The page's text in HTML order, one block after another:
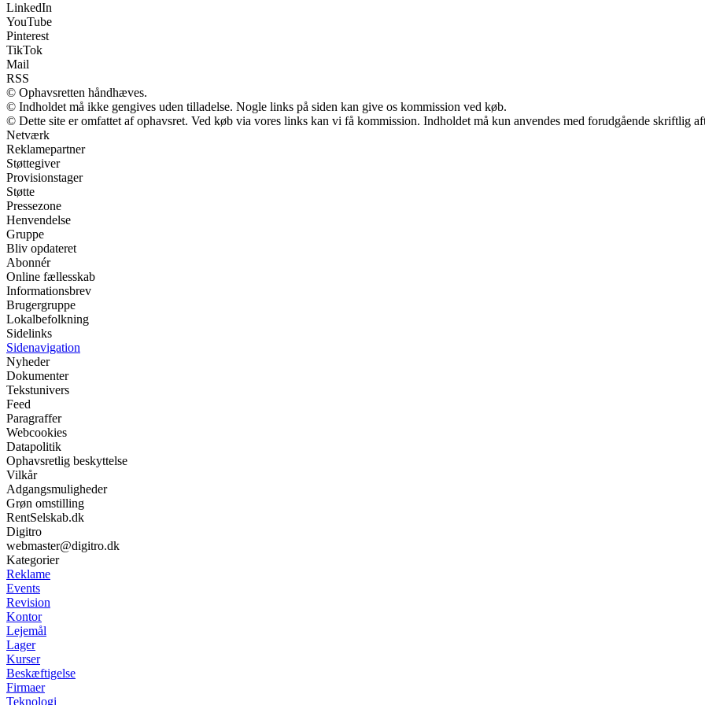
LinkedIn
YouTube
Pinterest
TikTok
Mail
RSS
© Ophavsretten håndhæves.
© Indholdet må ikke gengives uden tilladelse. Nogle links på siden kan give os kommission ved køb.
© Dette site er omfattet af ophavsret. Ved køb via vores links kan vi få kommission. Indholdet må kun anvendes med forudgående skriftlig
Netværk
Reklamepartner
Støttegiver
Provisionstager
Støtte
Pressezone
Henvendelse
Gruppe
Bliv opdateret
Abonnér
Online fællesskab
Informationsbrev
Brugergruppe
Lokalbefolkning
Sidelinks
Sidenavigation
Nyheder
Dokumenter
Tekstunivers
Feed
Paragraffer
Webcookies
Datapolitik
Ophavsretlig beskyttelse
Vilkår
Adgangsmuligheder
Grøn omstilling
RentSelskab.dk
Digitro
webmaster@digitro.dk
Kategorier
Reklame
Events
Revision
Kontor
Lejemål
Lager
Kurser
Beskæftigelse
Firmaer
Teknologi